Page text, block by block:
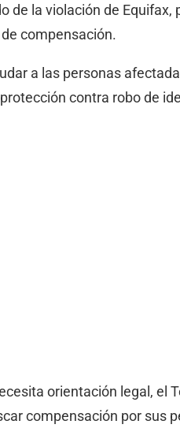
la violación de
compensación.
a las personas
contra robo de
orientación legal, el
compensación por sus